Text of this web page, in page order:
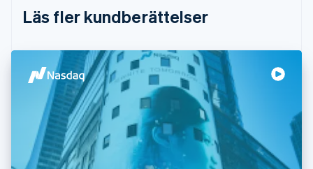
Läs fler kundberättelser
English
Finland
EnglishSvenska
Frankrike
FrançaisEnglish
Förenade Arabemiraten
English
Gibraltar
English